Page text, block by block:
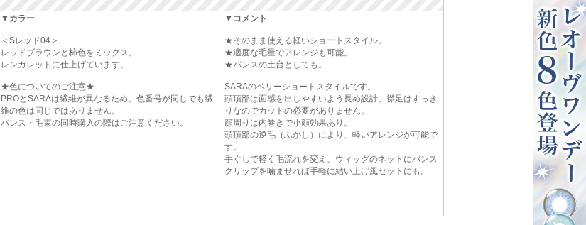
▼カラー
＜Sレッド04＞
レッドブラウンと柿色をミックス。
レンガレッドに仕上げています。
★色についてのご注意★
PROとSARAは繊維が異なるため、色番号が同じでも繊
維の色は同じではありません。
バンス・毛束の同時購入の際はご注意ください。
▼コメント
★そのまま使える軽いショートスタイル。
★適度な毛量でアレンジも可能。
★バンスの土台としても。
SARAのベリーショートスタイルです。
頭頂部は面感を出しやすいよう長め設計。襟足はすっき
りなのでカットの必要がありません。
顔周りは内巻きで小顔効果あり。
頭頂部の逆毛（ふかし）により、軽いアレンジが可能で
す。
手ぐしで軽く毛流れを変え、ウィッグのネットにバンス
クリップを噛ませれば手軽に結い上げ風セットにも。